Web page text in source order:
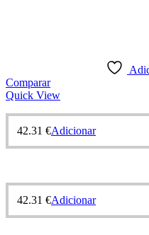
Comparar
Quick View
42.31 €Adicionar
42.31 €Adicionar